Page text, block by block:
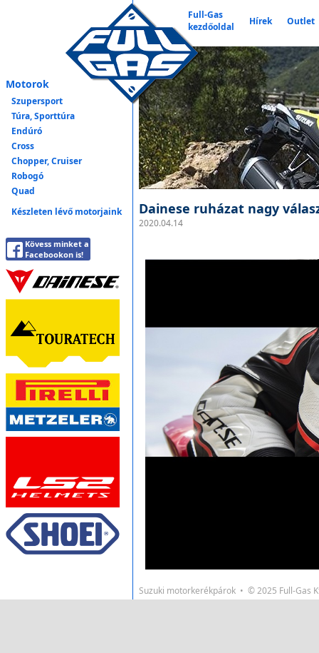
Motorok
Szupersport
Túra, Sporttúra
Endúró
Cross
Chopper, Cruiser
Robogó
Quad
Készleten lévő motorjaink
Kövess minket a
Facebookon is!
Full-Gas
kezdőoldal
Hírek Outlet
Dainese ruházat nagy
2020.04.14
Suzuki motorkerékpárok • © 2025 Full-Gas